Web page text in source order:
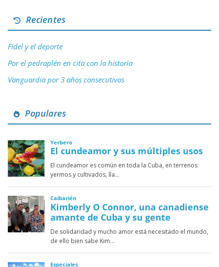
Recientes
Fidel y el deporte
Por el pedraplén en cita con la historia
Vanguardia por 3 años consecutivos
Populares